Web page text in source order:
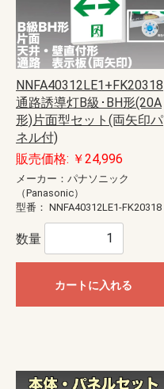
NNFA40312LE1+FK20318
通路誘導灯B級･BH形(20A
形)片面型セット(両矢印パ
ネル付)
販売価格: ￥24,996
メーカー：パナソニック
（Panasonic）
型番： NNFA40312LE1-FK20318
数量
カートに入れる